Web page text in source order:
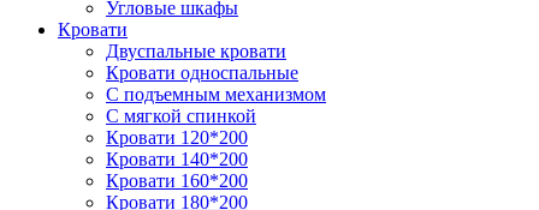
Угловые шкафы
Кровати
Двуспальные кровати
Кровати односпальные
С подъемным механизмом
С мягкой спинкой
Кровати 120*200
Кровати 140*200
Кровати 160*200
Кровати 180*200